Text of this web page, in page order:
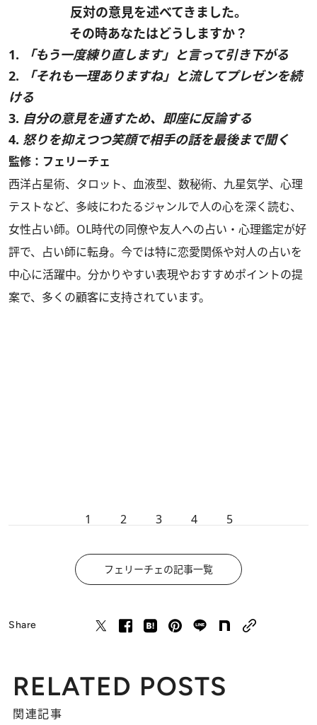
反対の意見を述べてきました。
その時あなたはどうしますか？
1.
「もう一度練り直します」と言って引き下がる
2.
「それも一理ありますね」と流してプレゼンを続
ける
3. 自分の意見を通すため、即座に反論する
4. 怒りを抑えつつ笑顔で相手の話を最後まで聞く
監修：フェリーチェ
西洋占星術、タロット、血液型、数秘術、九星気学、心理
テストなど、多岐にわたるジャンルで人の心を深く読む、
女性占い師。OL時代の同僚や友人への占い・心理鑑定が好
評で、占い師に転身。今では特に恋愛関係や対人の占いを
中心に活躍中。分かりやすい表現やおすすめポイントの提
案で、多くの顧客に支持されています。
1 2 3 4 5
フェリーチェの記事一覧
Share
RELATED POSTS
関連記事